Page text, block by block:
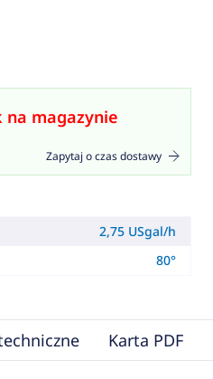
magazynie
Zapytaj o czas dostawy
2,75 USgal/h
80°
Karta PDF